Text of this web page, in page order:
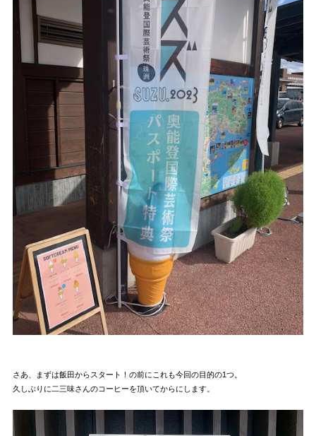
さあ、まずは飯田からスタート！の前にこれも今回の目的の1つ。
久しぶりに二三味さんのコーヒーを頂いてからにします。